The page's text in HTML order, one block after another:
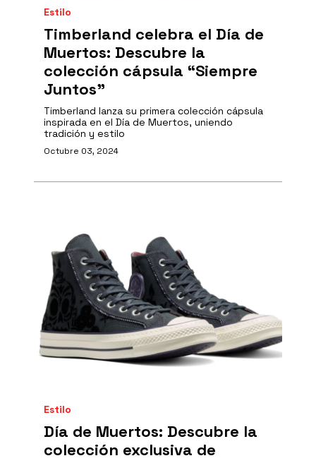
Estilo
Timberland celebra el Día de
Muertos: Descubre la
colección cápsula “Siempre
Juntos”
Timberland lanza su primera colección cápsula
inspirada en el Día de Muertos, uniendo
tradición y estilo
Octubre 03, 2024
Estilo
Día de Muertos: Descubre la
colección exclusiva de